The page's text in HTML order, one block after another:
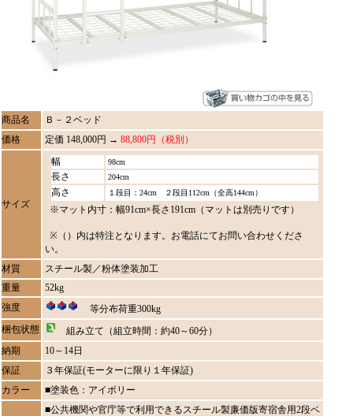
商品名
Ｂ－２ベッド
価格
定価 148,000円 → 88,800円（税別）
サイズ
幅 98cm
長さ 204cm
高さ １段目：24cm ２段目112cm（全高144cm）
※マット内寸：幅91cm×長さ191cm（マットは別売りです）
※（）内は特注となります。お電話にてお問い合わせくださ
い。
材質
スチール製／粉体塗装加工
重量
52kg
強度
等分布荷重300kg
梱包状態
組み立て（組立時間：約40～60分）
納期
10～14日
保証
３年保証(モーターに限り１年保証)
カラー
■塗装色：アイボリー
■公共機関や官庁等で利用できるスチール製廉価版寄宿舎用2段ベ